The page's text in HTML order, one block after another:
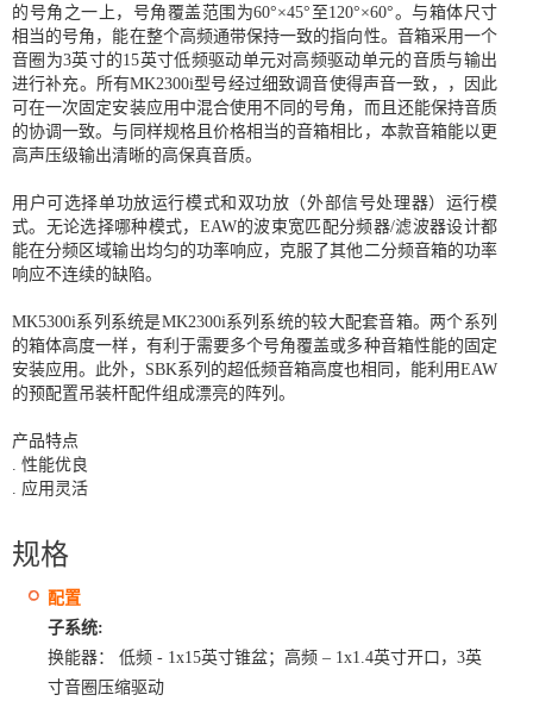
的号角之一上，号角覆盖范围为60°×45°至120°×60°。与箱体尺寸
相当的号角，能在整个高频通带保持一致的指向性。音箱采用一个
音圈为3英寸的15英寸低频驱动单元对高频驱动单元的音质与输出
进行补充。所有MK2300i型号经过细致调音使得声音一致，，因此
可在一次固定安装应用中混合使用不同的号角，而且还能保持音质
的协调一致。与同样规格且价格相当的音箱相比，本款音箱能以更
高声压级输出清晰的高保真音质。
用户可选择单功放运行模式和双功放（外部信号处理器）运行模
式。无论选择哪种模式，EAW的波束宽匹配分频器/滤波器设计都
能在分频区域输出均匀的功率响应，克服了其他二分频音箱的功率
响应不连续的缺陷。
MK5300i系列系统是MK2300i系列系统的较大配套音箱。两个系列
的箱体高度一样，有利于需要多个号角覆盖或多种音箱性能的固定
安装应用。此外，SBK系列的超低频音箱高度也相同，能利用EAW
的预配置吊装杆配件组成漂亮的阵列。
产品特点
. 性能优良
. 应用灵活
规格
配置
子系统:
换能器： 低频 - 1x15英寸锥盆；高频 – 1x1.4英寸开口，3英
寸音圈压缩驱动